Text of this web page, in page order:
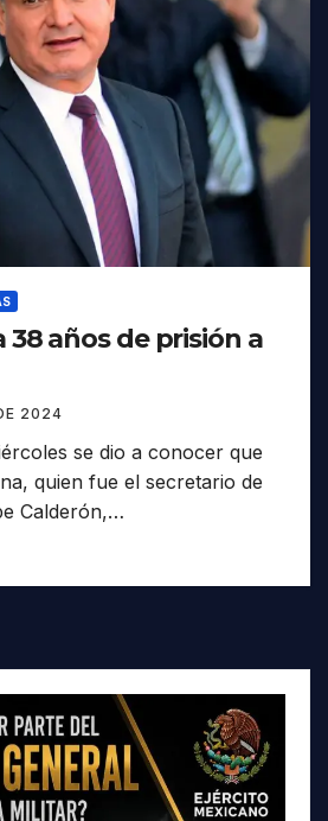
38 años de prisión a
2024
se dio a conocer que
quien fue el secretario de
Calderón,…